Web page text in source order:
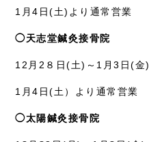
1月4日(土)より通常営業
◯天志堂鍼灸接骨院
12月2８日(土)～1月3日(金)
1月4日(土）より通常営業
◯太陽鍼灸接骨院